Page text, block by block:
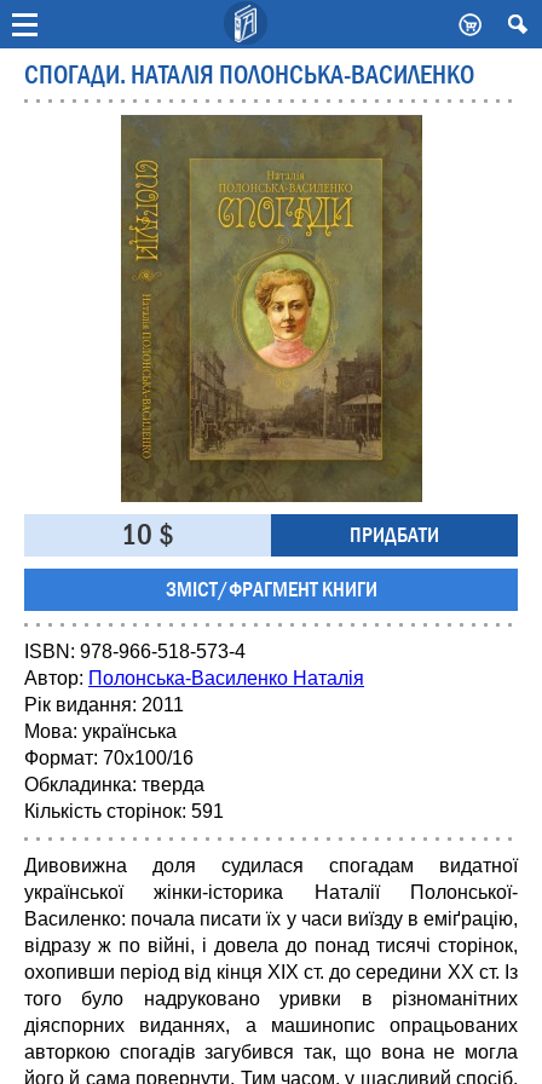
СПОГАДИ. НАТАЛІЯ ПОЛОНСЬКА-ВАСИЛЕНКО
10 $
ПРИДБАТИ
ЗМІСТ/ФРАГМЕНТ КНИГИ
ISBN: 978-966-518-573-4
Автор: Полонська-Василенко Наталія
Рік видання: 2011
Мова: українська
Формат: 70x100/16
Обкладинка: тверда
Кількість сторінок: 591
Дивовижна доля судилася спогадам видатної
української жінки-історика Наталії Полонської-
Василенко: почала писати їх у часи виїзду в еміґрацію,
відразу ж по війні, і довела до понад тисячі сторінок,
охопивши період від кінця ХІХ ст. до середини ХХ ст. Із
того було надруковано уривки в різноманітних
діяспорних виданнях, а машинопис опрацьованих
авторкою спогадів загубився так, що вона не могла
його й сама повернути. Тим часом, у щасливий спосіб,